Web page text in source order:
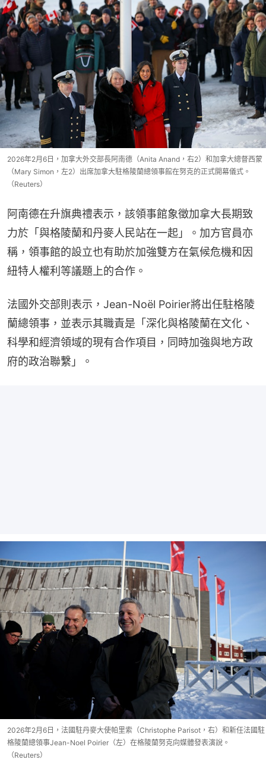
2026年2月6日，加拿大外交部長阿南德（Anita Anand，右2）和加拿大總督西蒙
（Mary Simon，左2）出席加拿大駐格陵蘭總領事館在努克的正式開幕儀式。
（Reuters）
阿南德在升旗典禮表示，該領事館象徵加拿大長期致
力於「與格陵蘭和丹麥人民站在一起」。加方官員亦
稱，領事館的設立也有助於加強雙方在氣候危機和因
紐特人權利等議題上的合作。
法國外交部則表示，Jean-Noël Poirier將出任駐格陵
蘭總領事，並表示其職責是「深化與格陵蘭在文化、
科學和經濟領域的現有合作項目，同時加強與地方政
府的政治聯繫」。
2026年2月6日，法國駐丹麥大使帕里索（Christophe Parisot，右）和新任法國駐
格陵蘭總領事Jean-Noel Poirier（左）在格陵蘭努克向媒體發表演說。
（Reuters）